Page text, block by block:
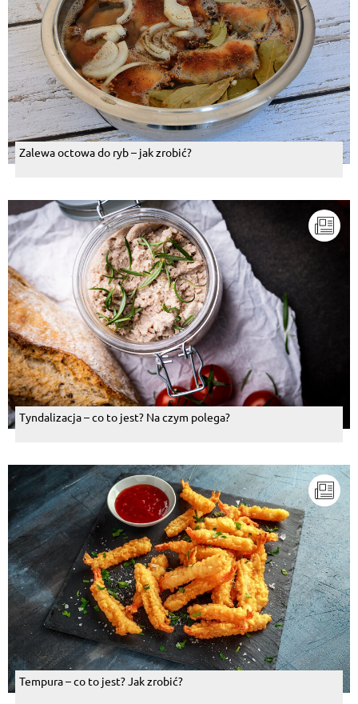
Zalewa octowa do ryb – jak zrobić?
Tyndalizacja – co to jest? Na czym polega?
Tempura – co to jest? Jak zrobić?